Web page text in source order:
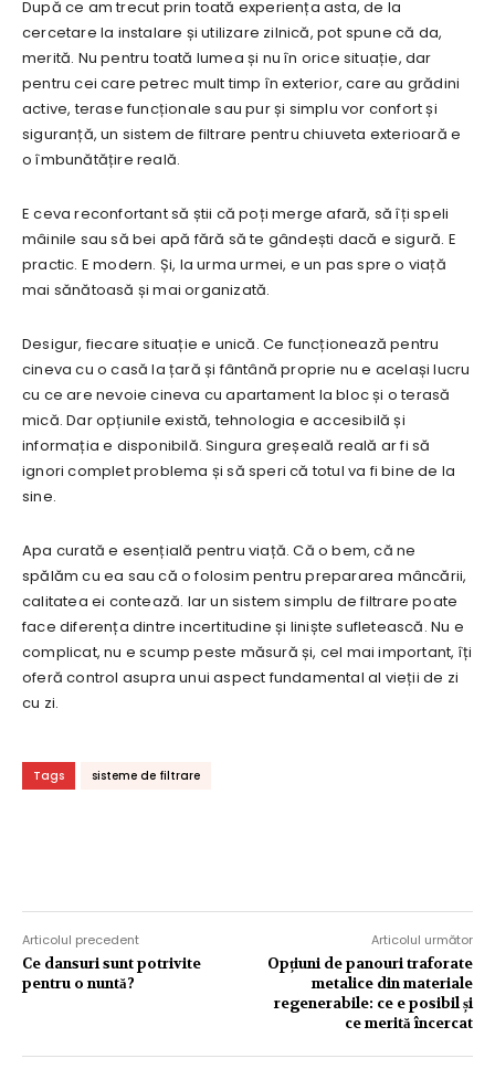
După ce am trecut prin toată experiența asta, de la
cercetare la instalare și utilizare zilnică, pot spune că da,
merită. Nu pentru toată lumea și nu în orice situație, dar
pentru cei care petrec mult timp în exterior, care au grădini
active, terase funcționale sau pur și simplu vor confort și
siguranță, un sistem de filtrare pentru chiuveta exterioară e
o îmbunătățire reală.
E ceva reconfortant să știi că poți merge afară, să îți speli
mâinile sau să bei apă fără să te gândești dacă e sigură. E
practic. E modern. Și, la urma urmei, e un pas spre o viață
mai sănătoasă și mai organizată.
Desigur, fiecare situație e unică. Ce funcționează pentru
cineva cu o casă la țară și fântână proprie nu e același lucru
cu ce are nevoie cineva cu apartament la bloc și o terasă
mică. Dar opțiunile există, tehnologia e accesibilă și
informația e disponibilă. Singura greșeală reală ar fi să
ignori complet problema și să speri că totul va fi bine de la
sine.
Apa curată e esențială pentru viață. Că o bem, că ne
spălăm cu ea sau că o folosim pentru prepararea mâncării,
calitatea ei contează. Iar un sistem simplu de filtrare poate
face diferența dintre incertitudine și liniște sufletească. Nu e
complicat, nu e scump peste măsură și, cel mai important, îți
oferă control asupra unui aspect fundamental al vieții de zi
cu zi.
Tags sisteme de filtrare
Articolul precedent
Ce dansuri sunt potrivite
pentru o nuntă?
Articolul următor
Opțiuni de panouri traforate
metalice din materiale
regenerabile: ce e posibil și
ce merită încercat